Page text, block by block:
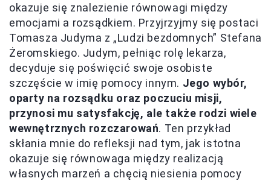
okazuje się znalezienie równowagi między
emocjami a rozsądkiem. Przyjrzyjmy się postaci
Tomasza Judyma z „Ludzi bezdomnych” Stefana
Żeromskiego. Judym, pełniąc rolę lekarza,
decyduje się poświęcić swoje osobiste
szczęście w imię pomocy innym. Jego wybór,
oparty na rozsądku oraz poczuciu misji,
przynosi mu satysfakcję, ale także rodzi wiele
wewnętrznych rozczarowań. Ten przykład
skłania mnie do refleksji nad tym, jak istotna
okazuje się równowaga między realizacją
własnych marzeń a chęcią niesienia pomocy